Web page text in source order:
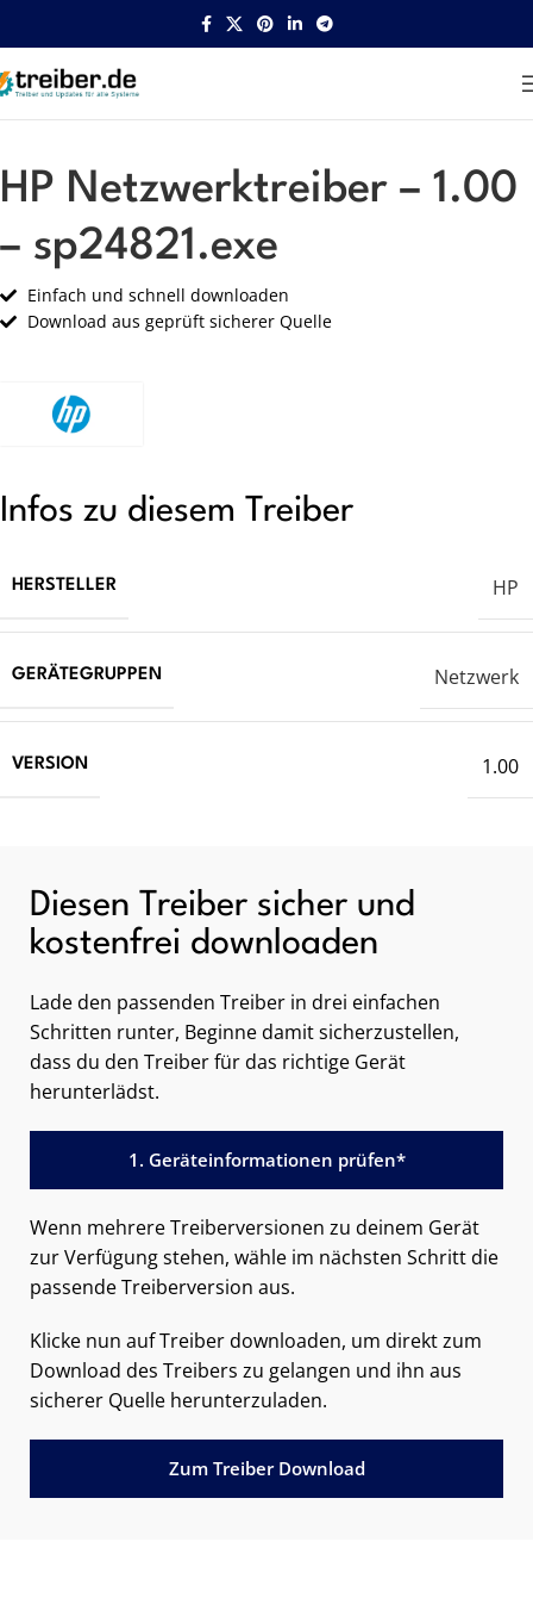
Startseite HP Netzwerk
HP Netzwerktreiber – 1.00
– sp24821.exe
Einfach und schnell downloaden
Download aus geprüft sicherer Quelle
Infos zu diesem Treiber
HERSTELLER HP
GERÄTEGRUPPEN Netzwerk
VERSION 1.00
Diesen Treiber sicher und
kostenfrei downloaden
Lade den passenden Treiber in drei einfachen
Schritten runter, Beginne damit sicherzustellen,
dass du den Treiber für das richtige Gerät
herunterlädst.
1. Geräteinformationen prüfen*
Wenn mehrere Treiberversionen zu deinem Gerät
zur Verfügung stehen, wähle im nächsten Schritt die
passende Treiberversion aus.
Klicke nun auf Treiber downloaden, um direkt zum
Download des Treibers zu gelangen und ihn aus
sicherer Quelle herunterzuladen.
Zum Treiber Download